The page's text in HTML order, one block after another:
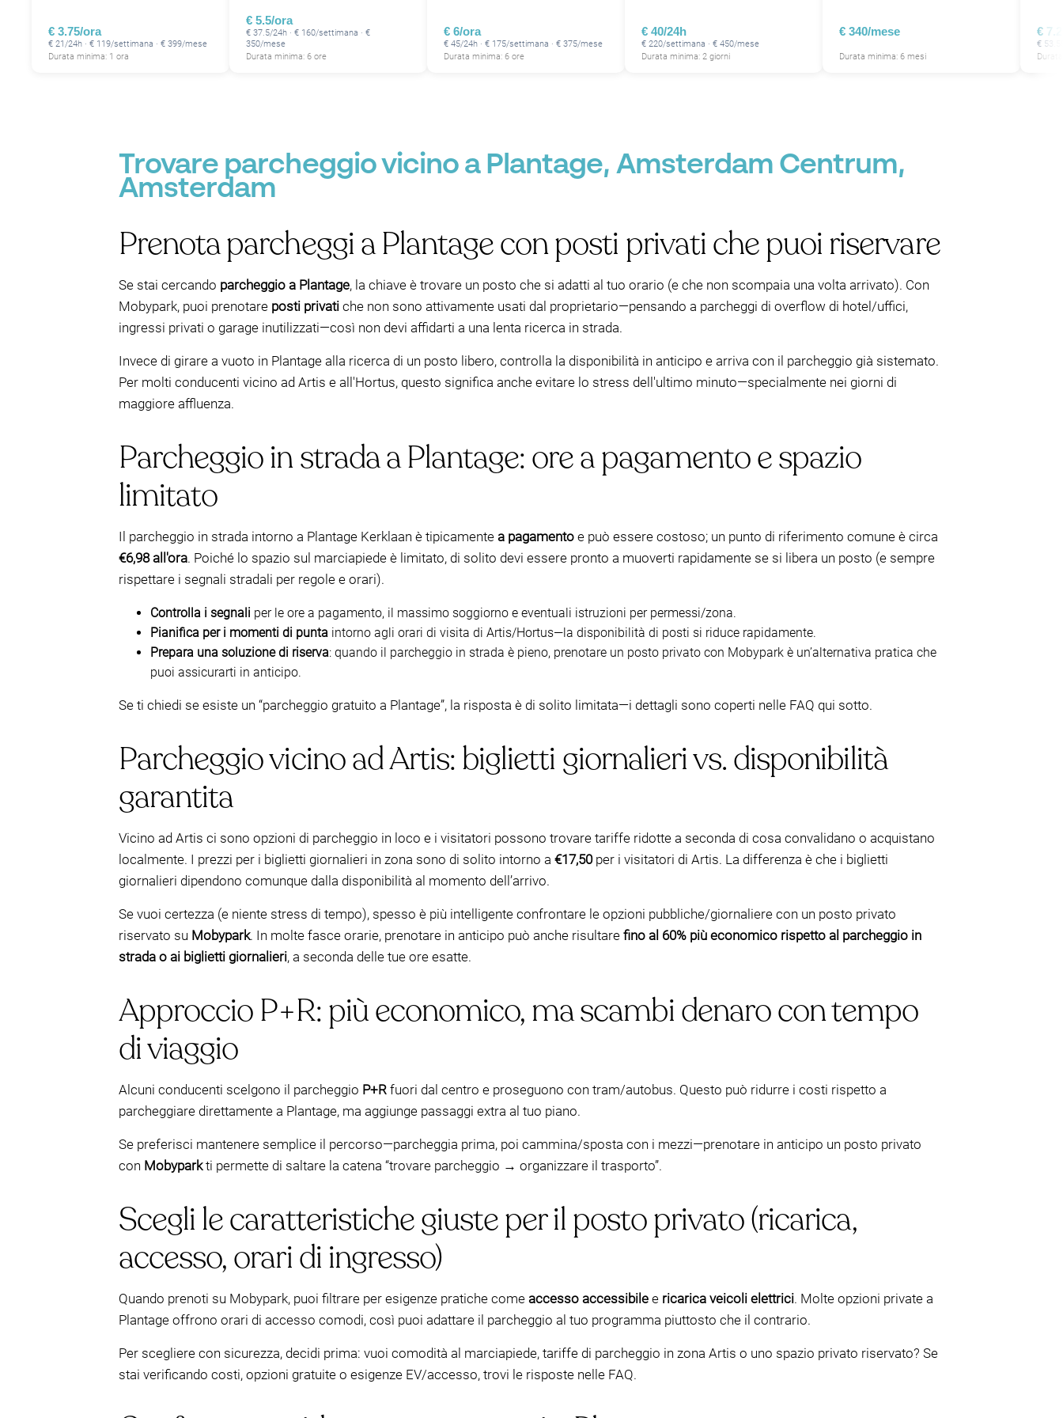
P
P
€ 3.75/ora
€ 21/24h · € 119/settimana · € 399/mese
Durata minima: 1 ora
€ 5.5/ora
€ 37.5/24h · € 160/settimana · €
350/mese
Durata minima: 6 ore
€ 6/ora
€ 45/24h · € 175/settimana · € 375/mese
Durata minima: 6 ore
€ 40/24h
€ 220/settimana · € 450/mese
Durata minima: 2 giorni
€ 340/mese
Durata minima: 6 mesi
€
€
Trovare parcheggio vicino a Plantage, Amsterdam Centrum,
Amsterdam
Prenota parcheggi a Plantage con posti privati che puoi riservare
Se stai cercando parcheggio a Plantage, la chiave è trovare un posto che si adatti al tuo orario (e che non scompaia una volta arrivato). Con
Mobypark, puoi prenotare posti privati che non sono attivamente usati dal proprietario—pensando a parcheggi di overflow di hotel/uffici,
ingressi privati o garage inutilizzati—così non devi affidarti a una lenta ricerca in strada.
Invece di girare a vuoto in Plantage alla ricerca di un posto libero, controlla la disponibilità in anticipo e arriva con il parcheggio già sistemato.
Per molti conducenti vicino ad Artis e all'Hortus, questo significa anche evitare lo stress dell'ultimo minuto—specialmente nei giorni di
maggiore affluenza.
Parcheggio in strada a Plantage: ore a pagamento e spazio
limitato
Il parcheggio in strada intorno a Plantage Kerklaan è tipicamente a pagamento e può essere costoso; un punto di riferimento comune è circa
€6,98 all'ora. Poiché lo spazio sul marciapiede è limitato, di solito devi essere pronto a muoverti rapidamente se si libera un posto (e sempre
rispettare i segnali stradali per regole e orari).
Controlla i segnali per le ore a pagamento, il massimo soggiorno e eventuali istruzioni per permessi/zona.
Pianifica per i momenti di punta intorno agli orari di visita di Artis/Hortus—la disponibilità di posti si riduce rapidamente.
Prepara una soluzione di riserva: quando il parcheggio in strada è pieno, prenotare un posto privato con Mobypark è un’alternativa pratica che
puoi assicurarti in anticipo.
Se ti chiedi se esiste un “parcheggio gratuito a Plantage”, la risposta è di solito limitata—i dettagli sono coperti nelle FAQ qui sotto.
Parcheggio vicino ad Artis: biglietti giornalieri vs. disponibilità
garantita
Vicino ad Artis ci sono opzioni di parcheggio in loco e i visitatori possono trovare tariffe ridotte a seconda di cosa convalidano o acquistano
localmente. I prezzi per i biglietti giornalieri in zona sono di solito intorno a €17,50per i visitatori di Artis. La differenza è che i biglietti
giornalieri dipendono comunque dalla disponibilità al momento dell’arrivo.
Se vuoi certezza (e niente stress di tempo), spesso è più intelligente confrontare le opzioni pubbliche/giornaliere con un posto privato
riservato su Mobypark. In molte fasce orarie, prenotare in anticipo può anche risultare fino al 60% più economico rispetto al parcheggio in
strada o ai biglietti giornalieri, a seconda delle tue ore esatte.
Approccio P+R: più economico, ma scambi denaro con tempo
di viaggio
Alcuni conducenti scelgono il parcheggio P+R fuori dal centro e proseguono con tram/autobus. Questo può ridurre i costi rispetto a
parcheggiare direttamente a Plantage, ma aggiunge passaggi extra al tuo piano.
Se preferisci mantenere semplice il percorso—parcheggia prima, poi cammina/sposta con i mezzi—prenotare in anticipo un posto privato
con Mobyparkti permette di saltare la catena “trovare parcheggio → organizzare il trasporto”.
Scegli le caratteristiche giuste per il posto privato (ricarica,
accesso, orari di ingresso)
Quando prenoti su Mobypark, puoi filtrare per esigenze pratiche come accesso accessibile e ricarica veicoli elettrici. Molte opzioni private a
Plantage offrono orari di accesso comodi, così puoi adattare il parcheggio al tuo programma piuttosto che il contrario.
Per scegliere con sicurezza, decidi prima: vuoi comodità al marciapiede, tariffe di parcheggio in zona Artis o uno spazio privato riservato? Se
stai verificando costi, opzioni gratuite o esigenze EV/accesso, trovi le risposte nelle FAQ.